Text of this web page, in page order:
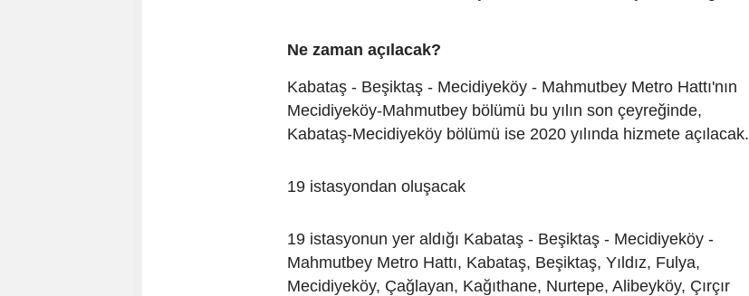
Ne zaman açılacak?
Kabataş - Beşiktaş - Mecidiyeköy - Mahmutbey Metro Hattı'nın
Mecidiyeköy-Mahmutbey bölümü bu yılın son çeyreğinde,
Kabataş-Mecidiyeköy bölümü ise 2020 yılında hizmete açılacak.
19 istasyondan oluşacak
19 istasyonun yer aldığı Kabataş - Beşiktaş - Mecidiyeköy -
Mahmutbey Metro Hattı, Kabataş, Beşiktaş, Yıldız, Fulya,
Mecidiyeköy, Çağlayan, Kağıthane, Nurtepe, Alibeyköy, Çırçır